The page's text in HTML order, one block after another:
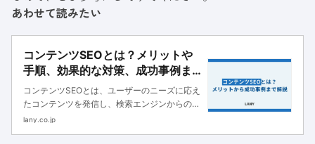
あわせて読みたい
コンテンツSEOとは？メリットや
手順、効果的な対策、成功事例ま
で解説
コンテンツSEOとは、ユーザーのニーズに応え
たコンテンツを発信し、検索エンジンからの集
客を狙う手法です。本記事では、コンテンツ
lany.co.jp